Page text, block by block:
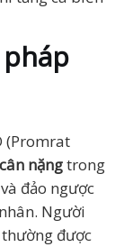
(Promrat
nặngtrong
và đảo ngược
Người
thường được